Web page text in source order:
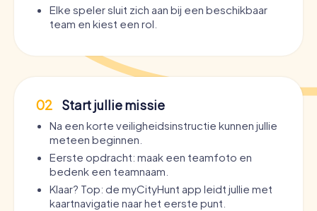
Elke speler sluit zich aan bij een beschikbaar
team en kiest een rol.
02 Start jullie missie
Na een korte veiligheidsinstructie kunnen jullie
meteen beginnen.
Eerste opdracht: maak een teamfoto en
bedenk een teamnaam.
Klaar? Top: de myCityHunt app leidt jullie met
kaartnavigatie naar het eerste punt.